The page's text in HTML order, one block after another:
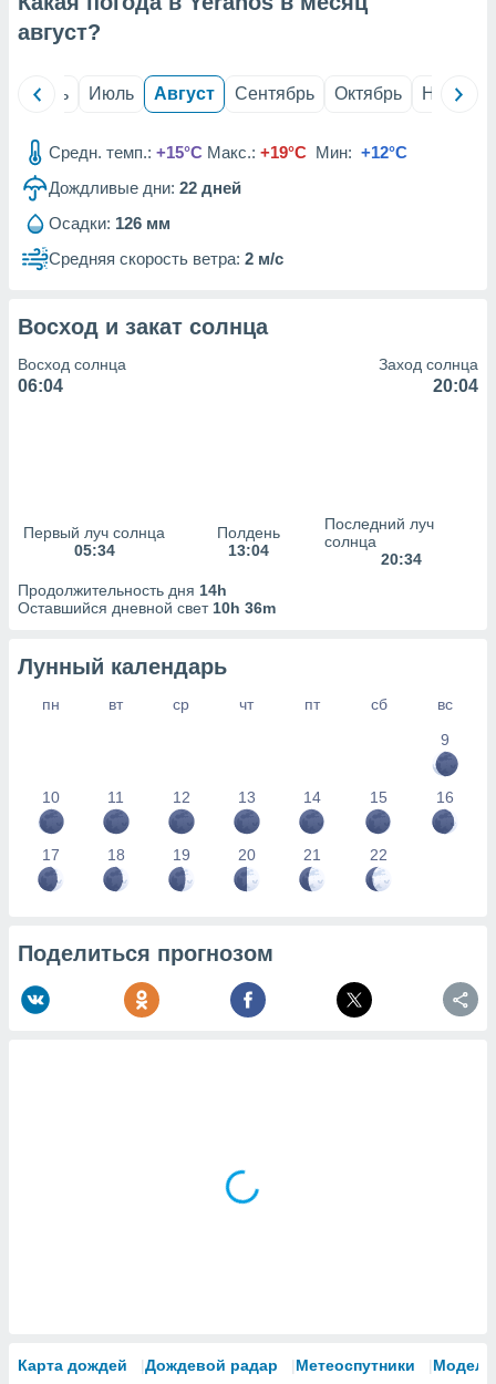
из
данных
наших 1199
август?
Июнь Июль Август Сентябрь Октябрь Ноябрь
Средн. темп.: +15°C Макс.: +19°C Мин: +12°C
Дождливые дни: 22 дней
Осадки: 126 мм
Средняя скорость ветра: 2 м/с
Восход и закат солнца
Восход солнца
06:04
Заход солнца
20:04
Первый луч солнца
05:34
Полдень
13:04
Последний луч
солнца
20:34
Продолжительность дня 14h
Оставшийся дневной свет 10h 36m
Лунный календарь
пн вт ср чт пт сб
вс
9
10 11 12 13 14 15 16
17 18 19 20 21 22
Поделиться прогнозом
Карта дождей Дождевой радар Метеоспутники Модели